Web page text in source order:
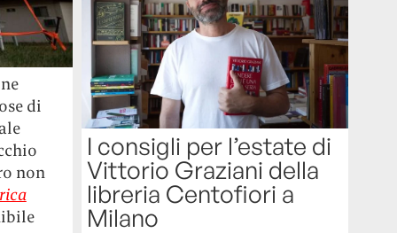
di
non
I consigli per l’estate di
Vittorio Graziani della
libreria Centofiori a
Milano